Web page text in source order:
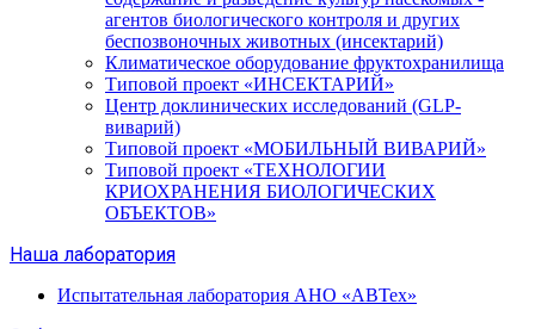
агентов биологического контроля и других
беспозвоночных животных (инсектарий)
Климатическое оборудование фруктохранилища
Типовой проект «ИНСЕКТАРИЙ»
Центр доклинических исследований (GLP-
виварий)
Типовой проект «МОБИЛЬНЫЙ ВИВАРИЙ»
Типовой проект «ТЕХНОЛОГИИ
КРИОХРАНЕНИЯ БИОЛОГИЧЕСКИХ
ОБЪЕКТОВ»
Наша лаборатория
Испытательная лаборатория АНО «АВТех»